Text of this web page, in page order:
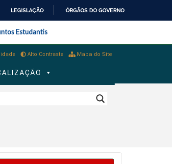
LEGISLAÇÃO ÓRGÃOS DO GOVERNO
de Janeiro
Estudantis
Mapa do Site
Alto Contraste